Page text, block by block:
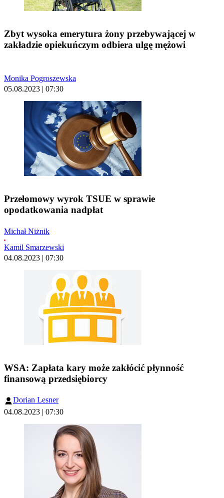
Zbyt wysoka emerytura żony przebywającej w
zakładzie opiekuńczym odbiera ulgę mężowi
Monika Pogroszewska
05.08.2023 | 07:30
Przełomowy wyrok TSUE w sprawie
opodatkowania nadpłat
Michał Niżnik
Kamil Smarzewski
04.08.2023 | 07:30
WSA: Zapłata kary może zakłócić płynność
finansową przedsiębiorcy
Dorian Lesner
04.08.2023 | 07:30